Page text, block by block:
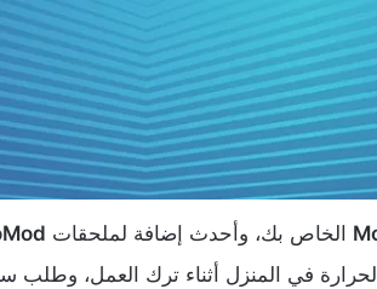
الخاص بك، وأحدث إضافة لملحقات
في المنزل أثناء ترك العمل، وطلب